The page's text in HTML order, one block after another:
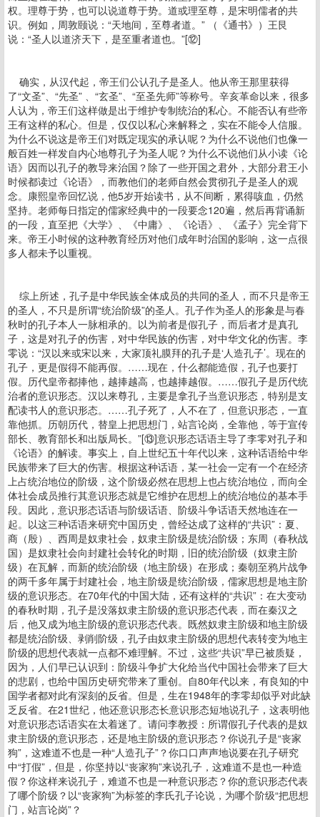
权。理尊于势，也可以说道尊于势。道或理至尊，是宋明儒者的共
识。例如，周敦颐说：“天地间，至尊者道。” （《通书》）王艮
说：“圣人以道济天下，是至重者道也。”[⑫]
确实，从汉代起，帝王们公认孔子是圣人。他从帝王那里获得
了“文圣”、“先圣” 、“玄圣”、“至圣先师”等称号。辛亥革命以来，很多
人认为，帝王们这样做是出于维护专制统治的私心。不能否认有些帝
王有这样的私心。但是，仅仅以私心来解释之，实在不能令人信服。
为什么不说这是帝王们对既定现实的承认呢？为什么不说他们也像一
般百姓一样发自内心地尊孔子为圣人呢？为什么不说他们从小读《论
语》因而以孔子的教导来治国？除了一些开国之君外，大部分君王小
时候都读过《论语》，而教他们的老师自然会贯彻孔子是圣人的观
念。康熙皇帝回忆说，他5岁开始读书，从不间断，累得咳血，仍然
坚持。老师每日指定的儒家经典中的一段要念120遍，然后再背诵新
的一段，直至把《大学》、《中庸》、《论语》、《孟子》完全背下
来。帝王小时候的这种教育经历对他们成年时治国的影响，这一点很
多人都未予以重视。
综上所述，孔子是中华民族全体成员的共同的圣人，而不只是帝王
的圣人，不只是所谓“统治阶级”的圣人。孔子作为圣人的形象是与春
秋时的孔子本人一脉相承的。以为前者是假孔子，而后者才是真孔
子，这是对孔子的伤害，对中华民族的伤害，对中华文化的伤害。李
零说：“汉以来或宋以来，大家顶礼膜拜的孔子是‘人造孔子’。现在的
孔子，更是假得不能再假。……现在，什么都能造假，孔子也要打
假。历代皇帝都捧他，越捧越高，也越捧越假。……假孔子是历代统
治者的意识形态。汉以来尊孔，主要是拿孔子当意识形态，特别是支
配读书人的意识形态。……孔子死了，人不在了，但意识形态，一直
靠他抓。历朝历代，替皇上把思想门，站言论岗，全靠他，等于宣传
部长、教育部长和出版局长。”[⑬]意识形态话语主导了李零对孔子和
《论语》的解读。事实上，自上世纪五十年代以来，这种话语给中华
民族带来了巨大的伤害。根据这种话语，某一社会一定有一个在经济
上占统治地位的阶级，这个阶级必然在思想上也占统治地位，而向全
体社会成员推行其意识形态就是它维护在思想上的统治地位的基本手
段。因此，意识形态话语与阶级话语、阶级斗争话语天然地连在一
起。以这三种话语来研究中国历史，曾经达成了这样的“共识”：夏、
商（殷）、西周是奴隶社会，奴隶主阶级是统治阶级；东周（春秋战
国）是奴隶社会向封建社会转化的时期，旧的统治阶级（奴隶主阶
级）在瓦解，而新的统治阶级（地主阶级）在形成；秦朝至鸦片战争
的两千多年属于封建社会，地主阶级是统治阶级，儒家思想是地主阶
级的意识形态。在70年代的中国大陆，还有这样的“共识”：在大变动
的春秋时期，孔子是没落奴隶主阶级的意识形态代表，而在秦汉之
后，他又成为地主阶级的意识形态代表。既然奴隶主阶级和地主阶级
都是统治阶级、剥削阶级，孔子由奴隶主阶级的思想代表转变为地主
阶级的思想代表就一点都不难理解。不过，这些“共识”早已被质疑，
因为，人们早已认识到：阶级斗争扩大化给当代中国社会带来了巨大
的悲剧，也给中国历史研究带来了重创。自80年代以来，有良知的中
国学者都对此有深刻的反省。但是，生在1948年的李零却似乎对此缺
乏反省。在21世纪，他还意识形态长意识形态短地说孔子，这表明他
对意识形态话语实在太着迷了。请问李教授：所谓假孔子代表的是奴
隶主阶级的意识形态，还是地主阶级的意识形态？你说孔子是“丧家
狗”，这难道不也是一种“人造孔子”？你口口声声地说要在孔子研究
中“打假”，但是，你坚持以“丧家狗”来说孔子，这难道不是也一种造
假？你这样来说孔子，难道不也是一种意识形态？你的意识形态代表
了哪个阶级？以“丧家狗”为标签的李氏孔子论说，为哪个阶级“把思想
门，站言论岗”？